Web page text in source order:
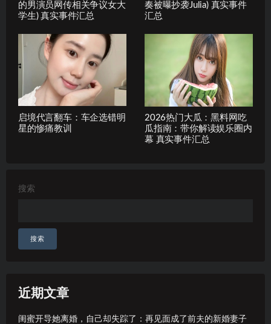
的男演员网传相关争议女大
学生) 真实事件汇总
奏被曝抄袭Julia) 真实事件
汇总
启境代言翻车：车企选错明
星的惨痛教训
2026热门大瓜：黑料网吃
瓜指南：带你解读娱乐圈内
幕 真实事件汇总
搜索
搜索
近期文章
闺蜜开导她离婚，自己却失踪了：再见面成了前夫的新婚妻子